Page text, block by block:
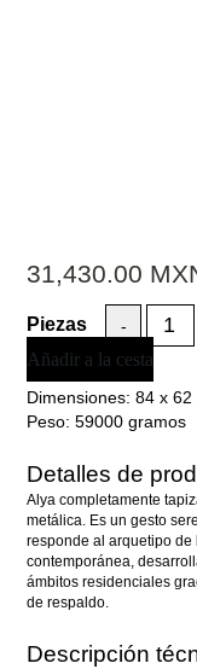
31,430.00
-
Añadir a la cesta
Dimensiones: 84 x 62
Peso: 59000 gramos
Detalles de
Alya completamente
metálica. Es un gesto
responde al arquetipo
contemporánea,
ámbitos residenciales
de respaldo.
Descripción